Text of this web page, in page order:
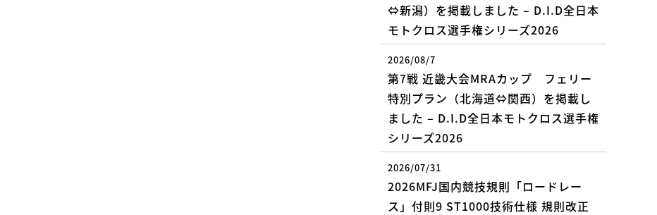
⇔新潟）を掲載しました – D.I.D全日本
モトクロス選手権シリーズ2026
2026/08/7
第7戦 近畿大会MRAカップ フェリー
特別プラン（北海道⇔関西）を掲載し
ました – D.I.D全日本モトクロス選手権
シリーズ2026
2026/07/31
2026MFJ国内競技規則「ロードレー
ス」付則9 ST1000技術仕様 規則改正